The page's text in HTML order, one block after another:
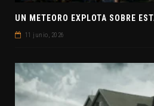
11 junio, 2026